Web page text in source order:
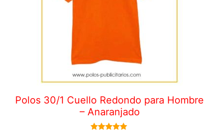
Polos 30/1 Cuello Redondo para Hombre
– Anaranjado